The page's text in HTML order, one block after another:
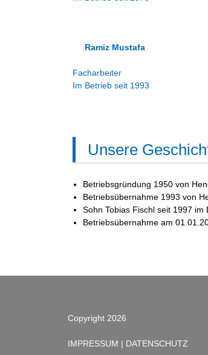
Ramiz Mustafa
Facharbeiter
Im Betrieb seit 1993
Unsere
Betriebsgründung 1950 von
Betriebsübernahme 1993 von
Sohn Tobias Fischl seit 1997 im
Betriebsübernahme am
Copyright 2026
IMPRESSUM | DATENSCHUTZ